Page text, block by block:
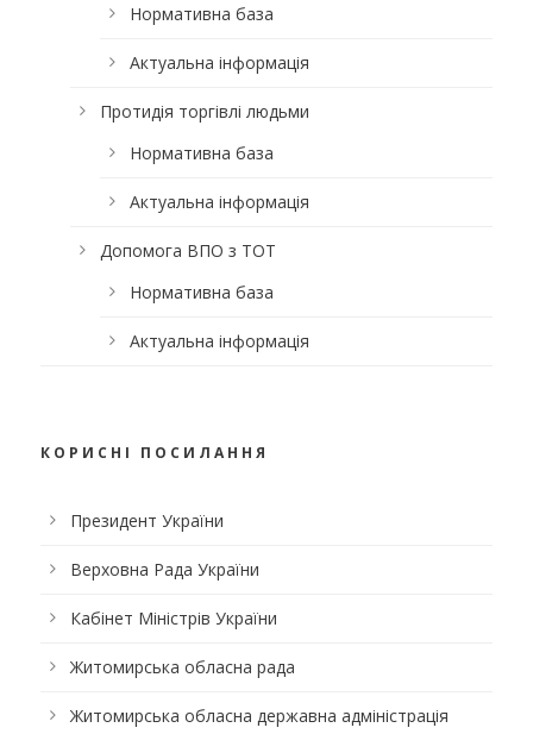
Нормативна база
Актуальна інформація
Протидія торгівлі людьми
Нормативна база
Актуальна інформація
Допомога ВПО з ТОТ
Нормативна база
Актуальна інформація
КОРИСНІ ПОСИЛАННЯ
Президент України
Верховна Рада України
Кабінет Міністрів України
Житомирська обласна рада
Житомирська обласна державна адміністрація